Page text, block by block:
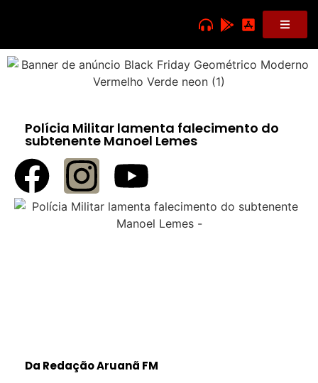
Polícia Militar lamenta falecimento do
subtenente Manoel Lemes
Da Redação Aruanã FM